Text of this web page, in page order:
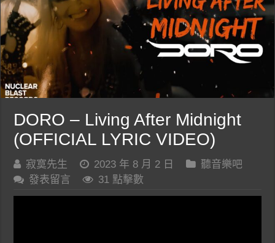
DORO – Living After Midnight
(OFFICIAL LYRIC VIDEO)
寂寞先生 2023 年 8 月 2 日
聽音樂吧
發表留言
31 點擊數